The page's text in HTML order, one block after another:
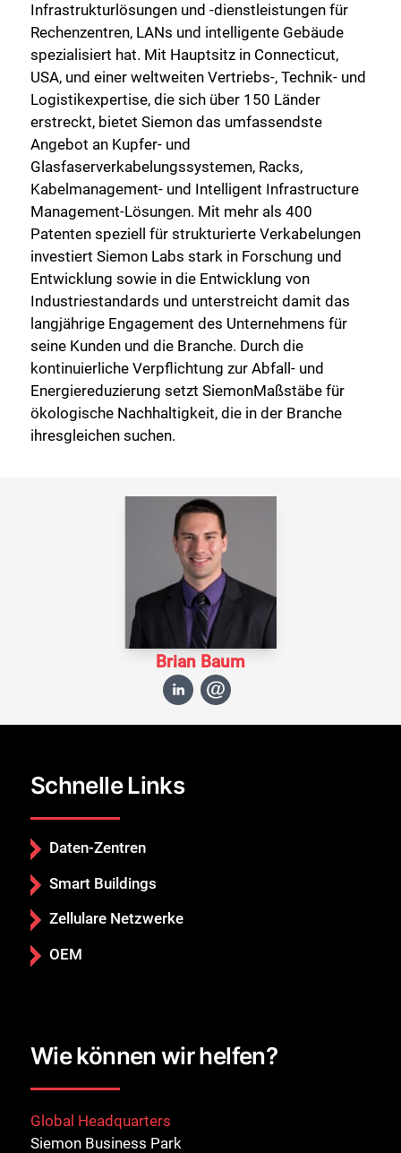
Infrastrukturlösungen und -dienstleistungen für
Rechenzentren, LANs und intelligente Gebäude
spezialisiert hat. Mit Hauptsitz in Connecticut,
USA, und einer weltweiten Vertriebs-, Technik- und
Logistikexpertise, die sich über 150 Länder
erstreckt, bietet Siemon das umfassendste
Angebot an Kupfer- und
Glasfaserverkabelungssystemen, Racks,
Kabelmanagement- und Intelligent Infrastructure
Management-Lösungen. Mit mehr als 400
Patenten speziell für strukturierte Verkabelungen
investiert Siemon Labs stark in Forschung und
Entwicklung sowie in die Entwicklung von
Industriestandards und unterstreicht damit das
langjährige Engagement des Unternehmens für
seine Kunden und die Branche. Durch die
kontinuierliche Verpflichtung zur Abfall- und
Energiereduzierung setzt SiemonMaßstäbe für
ökologische Nachhaltigkeit, die in der Branche
ihresgleichen suchen.
Brian Baum
Schnelle Links
Daten-Zentren
Smart Buildings
Zellulare Netzwerke
OEM
Wie können wir helfen?
Global Headquarters
Siemon Business Park